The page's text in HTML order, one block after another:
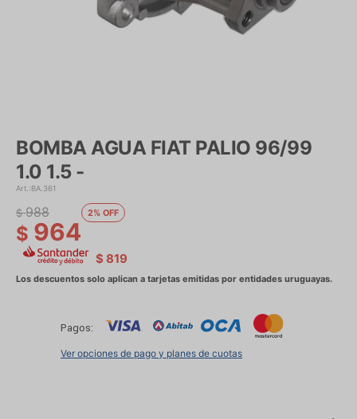
BOMBA AGUA FIAT PALIO 96/99
1.0 1.5 -
BA.361
$ 964
$ 988 2
$ 819
Pagos:
Ver opciones de pago y planes de cuotas